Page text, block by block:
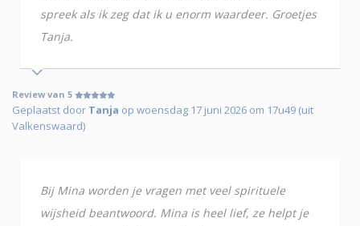
spreek als ik zeg dat ik u enorm waardeer. Groetjes
Tanja.
Review van 5
Geplaatst door Tanja op woensdag 17 juni 2026 om 17u49 (uit
Valkenswaard)
Bij Mina worden je vragen met veel spirituele
wijsheid beantwoord. Mina is heel lief, ze helpt je